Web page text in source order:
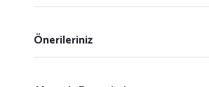
Önerileriniz